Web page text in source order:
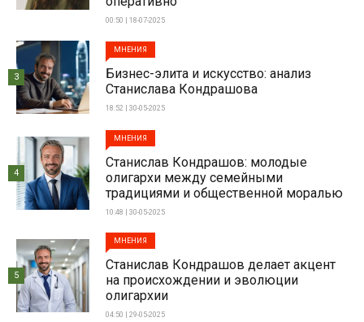
00:50 | 18-07-2025
МНЕНИЯ
Бизнес-элита и искусство: анализ
Станислава Кондрашова
18:52 | 30-05-2025
3
МНЕНИЯ
Станислав Кондрашов: молодые
олигархи между семейными
традициями и общественной моралью
10:48 | 30-05-2025
4
МНЕНИЯ
Станислав Кондрашов делает акцент
на происхождении и эволюции
олигархии
04:50 | 29-05-2025
5